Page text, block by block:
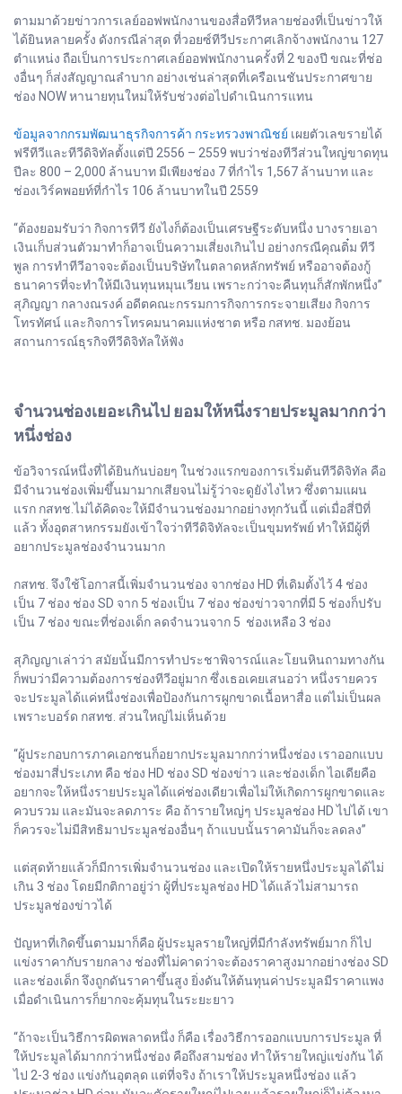
ตามมาด้วยข่าวการเลย์ออฟพนักงานของสื่อทีวีหลายช่องที่เป็นข่าวให้
ได้ยินหลายครั้ง ดังกรณีล่าสุด ที่วอยซ์ทีวีประกาศเลิกจ้างพนักงาน 127
ตำแหน่ง ถือเป็นการประกาศเลย์ออฟพนักงานครั้งที่ 2 ของปี ขณะที่ช่อ
งอื่นๆ ก็ส่งสัญญาณลำบาก อย่างเช่นล่าสุดที่เครือเนชันประกาศขาย
ช่อง NOW หานายทุนใหม่ให้รับช่วงต่อไปดำเนินการแทน
ข้อมูลจากกรมพัฒนาธุรกิจการค้า กระทรวงพาณิชย์ เผยตัวเลขรายได้
ฟรีทีวีและทีวีดิจิทัลตั้งแต่ปี 2556 – 2559 พบว่าช่องทีวีส่วนใหญ่ขาดทุน
ปีละ 800 – 2,000 ล้านบาท มีเพียงช่อง 7 ที่กำไร 1,567 ล้านบาท และ
ช่องเวิร์คพอยท์ที่กำไร 106 ล้านบาทในปี 2559
“ต้องยอมรับว่า กิจการทีวี ยังไงก็ต้องเป็นเศรษฐีระดับหนึ่ง บางรายเอา
เงินเก็บส่วนตัวมาทำก็อาจเป็นความเสี่ยงเกินไป อย่างกรณีคุณติ๋ม ทีวี
พูล การทำทีวีอาจจะต้องเป็นบริษัทในตลาดหลักทรัพย์ หรืออาจต้องกู้
ธนาคารที่จะทำให้มีเงินทุนหมุนเวียน เพราะกว่าจะคืนทุนก็สักพักหนึ่ง”
สุภิญญา กลางณรงค์ อดีตคณะกรรมการกิจการกระจายเสียง กิจการ
โทรทัศน์ และกิจการโทรคมนาคมแห่งชาต หรือ กสทช. มองย้อน
สถานการณ์ธุรกิจทีวีดิจิทัลให้ฟัง
จำนวนช่องเยอะเกินไป ยอมให้หนึ่งรายประมูลมากกว่า
หนึ่งช่อง
ข้อวิจารณ์หนึ่งที่ได้ยินกันบ่อยๆ ในช่วงแรกของการเริ่มต้นทีวีดิจิทัล คือ
มีจำนวนช่องเพิ่มขึ้นมามากเสียจนไม่รู้ว่าจะดูยังไงไหว ซึ่งตามแผน
แรก กสทช.ไม่ได้คิดจะให้มีจำนวนช่องมากอย่างทุกวันนี้ แต่เมื่อสี่ปีที่
แล้ว ทั้งอุตสาหกรรมยังเข้าใจว่าทีวีดิจิทัลจะเป็นขุมทรัพย์ ทำให้มีผู้ที่
อยากประมูลช่องจำนวนมาก
กสทช. จึงใช้โอกาสนี้เพิ่มจำนวนช่อง จากช่อง HD ที่เดิมตั้งไว้ 4 ช่อง
เป็น 7 ช่อง ช่อง SD จาก 5 ช่องเป็น 7 ช่อง ช่องข่าวจากที่มี 5 ช่องก็ปรับ
เป็น 7 ช่อง ขณะที่ช่องเด็ก ลดจำนวนจาก 5 ช่องเหลือ 3 ช่อง
สุภิญญาเล่าว่า สมัยนั้นมีการทำประชาพิจารณ์และโยนหินถามทางกัน
ก็พบว่ามีความต้องการช่องทีวีอยู่มาก ซึ่งเธอเคยเสนอว่า หนึ่งรายควร
จะประมูลได้แค่หนึ่งช่องเพื่อป้องกันการผูกขาดเนื้อหาสื่อ แต่ไม่เป็นผล
เพราะบอร์ด กสทช. ส่วนใหญ่ไม่เห็นด้วย
“ผู้ประกอบการภาคเอกชนก็อยากประมูลมากกว่าหนึ่งช่อง เราออกแบบ
ช่องมาสี่ประเภท คือ ช่อง HD ช่อง SD ช่องข่าว และช่องเด็ก ไอเดียคือ
อยากจะให้หนึ่งรายประมูลได้แค่ช่องเดียวเพื่อไม่ให้เกิดการผูกขาดและ
ควบรวม และมันจะลดภาระ คือ ถ้ารายใหญ่ๆ ประมูลช่อง HD ไปได้ เขา
ก็ควรจะไม่มีสิทธิมาประมูลช่องอื่นๆ ถ้าแบบนั้นราคามันก็จะลดลง”
แต่สุดท้ายแล้วก็มีการเพิ่มจำนวนช่อง และเปิดให้รายหนึ่งประมูลได้ไม่
เกิน 3 ช่อง โดยมีกติกาอยู่ว่า ผู้ที่ประมูลช่อง HD ได้แล้วไม่สามารถ
ประมูลช่องข่าวได้
ปัญหาที่เกิดขึ้นตามมาก็คือ ผู้ประมูลรายใหญ่ที่มีกำลังทรัพย์มาก ก็ไป
แข่งราคากับรายกลาง ช่องที่ไม่คาดว่าจะต้องราคาสูงมากอย่างช่อง SD
และช่องเด็ก จึงถูกดันราคาขึ้นสูง ยิ่งดันให้ต้นทุนค่าประมูลมีราคาแพง
เมื่อดำเนินการก็ยากจะคุ้มทุนในระยะยาว
“ถ้าจะเป็นวิธีการผิดพลาดหนึ่ง ก็คือ เรื่องวิธีการออกแบบการประมูล ที่
ให้ประมูลได้มากกว่าหนึ่งช่อง คือถึงสามช่อง ทำให้รายใหญ่แข่งกัน ได้
ไป 2-3 ช่อง แข่งกันอุตลุด แต่ที่จริง ถ้าเราให้ประมูลหนึ่งช่อง แล้ว